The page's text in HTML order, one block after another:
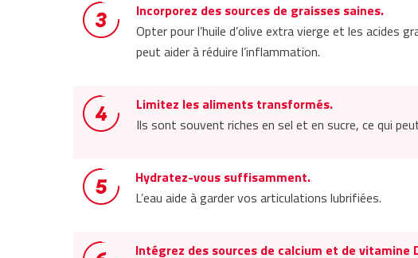
Incorporez des sources de graisses saines.
Opter pour l’huile d’olive extra vierge et les acides
peut aider à réduire l’inflammation.
Limitez les aliments transformés.
Ils sont souvent riches en sel et en sucre, ce qui
Hydratez-vous suffisamment.
L’eau aide à garder vos articulations lubrifiées.
Intégrez des sources de calcium et de vitamine